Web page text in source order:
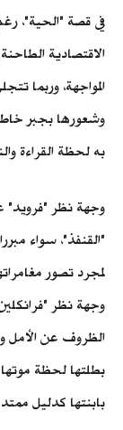
في قصة "الحية"،
الاقتصادية
المواجهة، وربما
وشعورها بجبر
به لحظة القراءة
وجهة نظر "فرويد"
"القنفذ"، سواء
لمجرد تصور
وجهة نظر
الظروف عن الأمل
بطلتها لحظة موتها
بابنتها كدليل